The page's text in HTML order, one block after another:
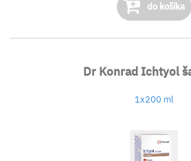
do košíka
Dr Konrad Ichtyol
1x200 ml